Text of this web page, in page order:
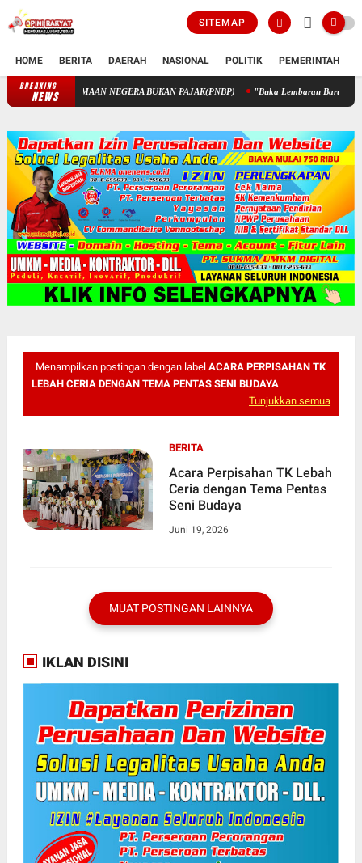
SITEMAP
HOME BERITA DAERAH NASIONAL POLITIK PEMERINTAH
BREAKING
NEWS PENGELOLAAN KEUANGAN STIK MELALUI PENERIMAAN
Menampilkan postingan dengan label ACARA PERPISAHAN TK
LEBAH CERIA DENGAN TEMA PENTAS SENI BUDAYA
Tunjukkan semua
BERITA
Acara Perpisahan TK Lebah
Ceria dengan Tema Pentas
Seni Budaya
Juni 19, 2026
MUAT POSTINGAN LAINNYA
IKLAN DISINI